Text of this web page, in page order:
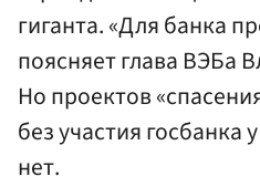
гиганта. «Для банка
поясняет глава ВЭБа
Но проектов
без участия госбанка
нет.